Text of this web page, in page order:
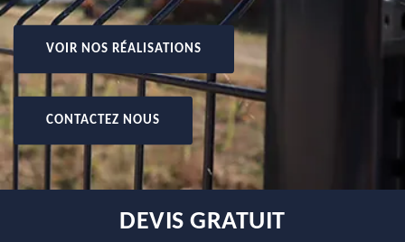
VOIR NOS RÉALISATIONS
CONTACTEZ NOUS
DEVIS GRATUIT